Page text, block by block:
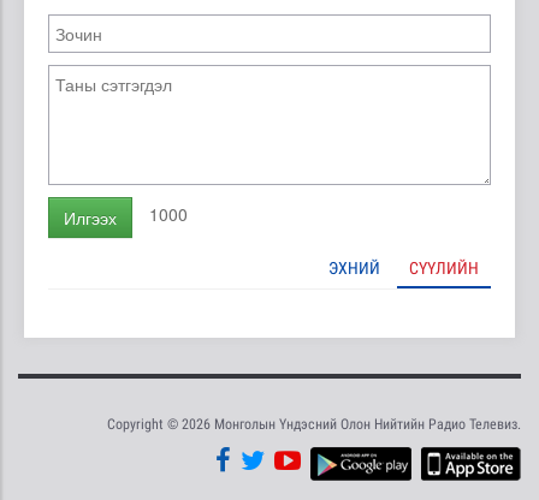
Илгээх 1000
ЭХНИЙ СҮҮЛИЙН
Copyright © 2026 Монголын Үндэсний Олон Нийтийн Радио Телевиз.